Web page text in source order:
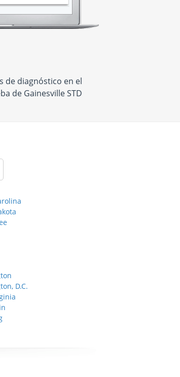
de diagnóstico en el
de Gainesville STD
D.C.